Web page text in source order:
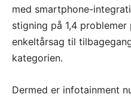
med smartphone-
stigning på 1,4
enkeltårsag til
kategorien.
Dermed er infotainment